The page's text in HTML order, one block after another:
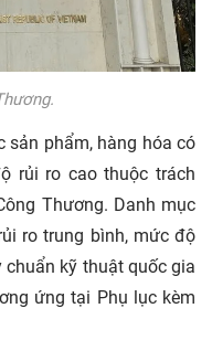
sản phẩm, hàng hóa có
rủi ro cao thuộc trách
Thương. Danh mục
ro trung bình, mức độ
chuẩn kỹ thuật quốc gia
ứng tại Phụ lục kèm